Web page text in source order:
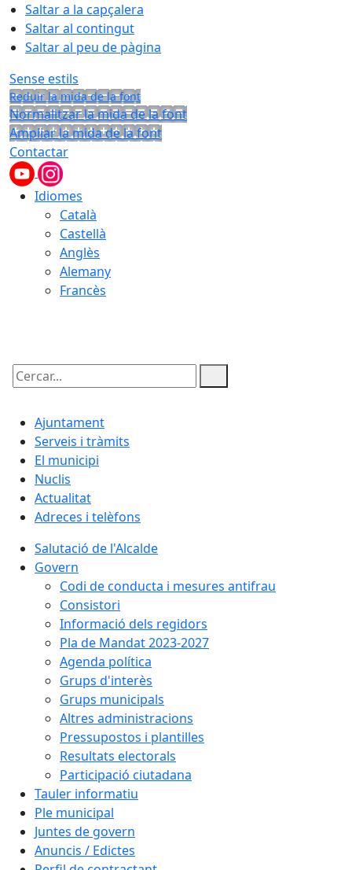
Saltar a la capçalera
Saltar al contingut
Saltar al peu de pàgina
Sense estils
Reduir la mida de la font
Normalitzar la mida de la font
Ampliar la mida de la font
Contactar
Idiomes
Català
Castellà
Anglès
Alemany
Francès
Cercar:
Ajuntament
Serveis i tràmits
El municipi
Nuclis
Actualitat
Adreces i telèfons
Salutació de l'Alcalde
Govern
Codi de conducta i mesures antifrau
Consistori
Informació dels regidors
Pla de Mandat 2023-2027
Agenda política
Grups d'interès
Grups municipals
Altres administracions
Pressupostos i plantilles
Resultats electorals
Participació ciutadana
Tauler informatiu
Ple municipal
Juntes de govern
Anuncis / Edictes